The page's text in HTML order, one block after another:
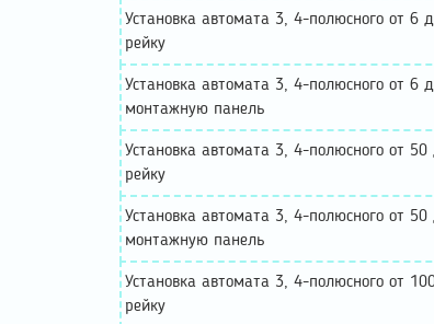
Установка автомата 3, 4-полюсного от 6
рейку
Установка автомата 3, 4-полюсного от 6
монтажную панель
Установка автомата 3, 4-полюсного от
рейку
Установка автомата 3, 4-полюсного от
монтажную панель
Установка автомата 3, 4-полюсного от
рейку